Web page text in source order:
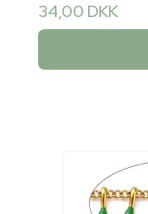
34,00 DKK